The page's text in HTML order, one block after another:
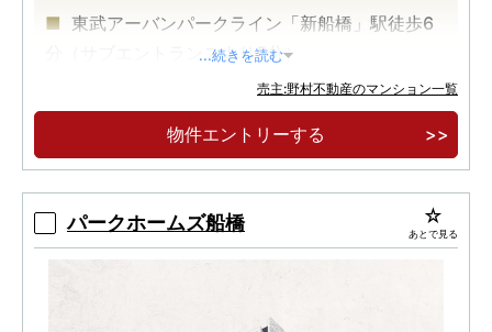
東武アーバンパークライン「新船橋」駅徒歩6
分（サブエントランスより5分）
総戸数1,224戸の大規模レジデンス
JR総武線「船橋」駅まで1駅2分
...続きを読む
売主:野村不動産のマンション一覧
物件エントリーする
パークホームズ船橋 あとで見る